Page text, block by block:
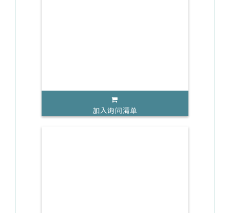
加入询问清单